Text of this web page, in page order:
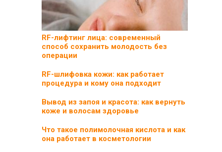
RF-лифтинг лица: современный
способ сохранить молодость без
операции
RF-шлифовка кожи: как работает
процедура и кому она подходит
Вывод из запоя и красота: как вернуть
коже и волосам здоровье
Что такое полимолочная кислота и как
она работает в косметологии